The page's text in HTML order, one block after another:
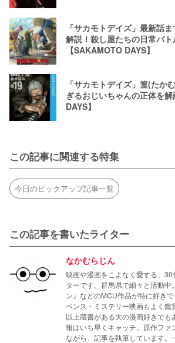
「サカモトデイズ」最新話
解説！殺し屋たちの日常バ
【SAKAMOTO DAYS】
「サカモトデイズ」篁(たか
ぎるおじいちゃんの正体を
DAYS】
この記事に関連する特集
今日のピックアップ記事一覧
この記事を書いたライター
なかむらじん
映画や漫画をこよなく愛する、
ターです。群馬県で細々と活動中
ン』などのMCU作品が特に好き
ペンス・ミステリー映画もよく
以上蔵書がある大の漫画好きで
報はいち早くキャッチ。原作ファ
ながら、記事を執筆しています。